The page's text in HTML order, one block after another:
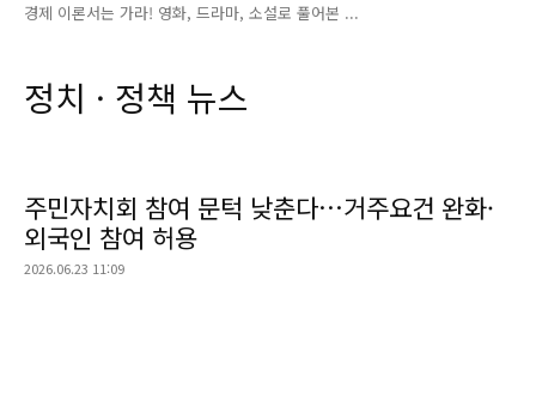
경제 이론서는 가라! 영화, 드라마, 소설로 풀어본 ...
정치 · 정책 뉴스
주민자치회 참여 문턱 낮춘다…거주요건 완화·
외국인 참여 허용
2026.06.23 11:09